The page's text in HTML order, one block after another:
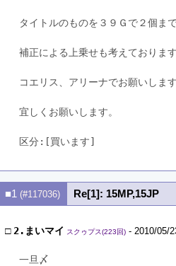
タイトルのものを３９Ｇで２個ま
補正による上乗せも考えておりま
コエリス、アリーナでお願いしま
宜しくお願いします。
区分:[買います]
■1 (#117036) Re[1]: 15MP,15JP
□ 2.まいマイ スクゥプス(223回) - 2010/05/
一旦〆